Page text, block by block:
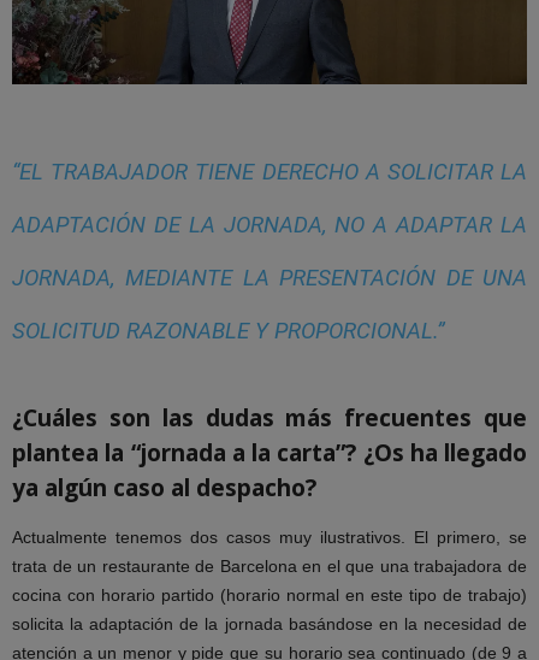
“EL TRABAJADOR TIENE DERECHO A SOLICITAR LA
ADAPTACIÓN DE LA JORNADA, NO A ADAPTAR LA
JORNADA, MEDIANTE LA PRESENTACIÓN DE UNA
SOLICITUD RAZONABLE Y PROPORCIONAL.”
¿Cuáles son las dudas más frecuentes que
plantea la “jornada a la carta”? ¿Os ha llegado
ya algún caso al despacho?
Actualmente tenemos dos casos muy ilustrativos. El primero, se
trata de un restaurante de Barcelona en el que una trabajadora de
cocina con horario partido (horario normal en este tipo de trabajo)
solicita la adaptación de la jornada basándose en la necesidad de
atención a un menor y pide que su horario sea continuado (de 9 a